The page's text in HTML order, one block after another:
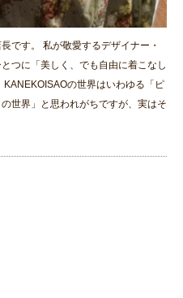
です。 私が敬愛するデザイナー・
つに「美しく、でも自由に着こなし
の世界はいわゆる「ピ
世界」と思われがちですが、実はそ